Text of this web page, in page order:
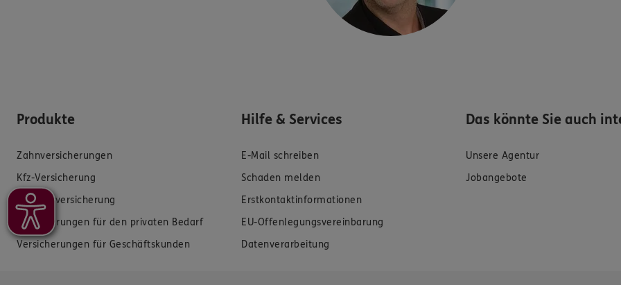
Produkte
Zahnversicherungen
Kfz-Versicherung
Krankenversicherung
Versicherungen für den privaten Bedarf
Versicherungen für Geschäftskunden
Hilfe & Services
E-Mail schreiben
Schaden melden
Erstkontaktinformationen
EU-Offenlegungsvereinbarung
Datenverarbeitung
Das könnte Sie auch
Unsere Agentur
Jobangebote